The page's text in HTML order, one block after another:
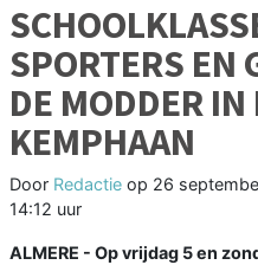
SPORTERS EN
DE MODDER
KEMPHAAN
Door Redactie op 26
14:12 uur
ALMERE - Op vrijdag 5 en